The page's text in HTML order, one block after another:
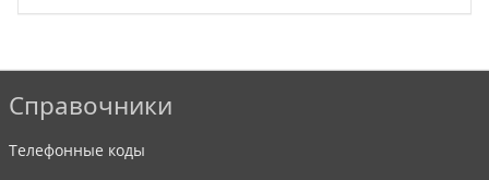
Справочники
Телефонные коды